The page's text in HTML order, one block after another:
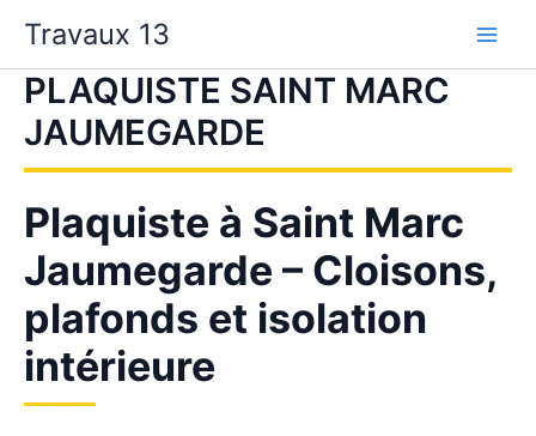
contenu
Travaux 13
PLAQUISTE SAINT MARC
JAUMEGARDE
Plaquiste à Saint Marc
Jaumegarde – Cloisons,
plafonds et isolation
intérieure